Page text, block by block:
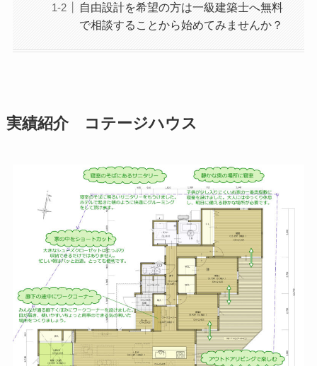
自由設計を希望の方は一級建築士へ無料
で相談することから始めてみませんか？
実績紹介 コテージハウス